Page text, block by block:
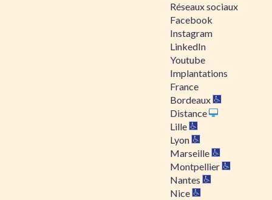
Réseaux sociaux
Facebook
Instagram
LinkedIn
Youtube
Implantations
France
Bordeaux
Distance
Lille
Lyon
Marseille
Montpellier
Nantes
Nice